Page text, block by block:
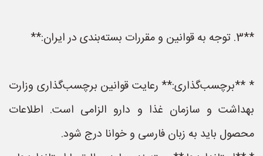
**3. توجه به قوانین و مقررات بسته‌بندی در ایران:**
* **برچسب‌گذاری:** رعایت قوانین برچسب‌گذاری وزارت
بهداشت و سازمان غذا و دارو الزامی است. اطلاعات
محصول باید به زبان فارسی و خوانا درج شود.